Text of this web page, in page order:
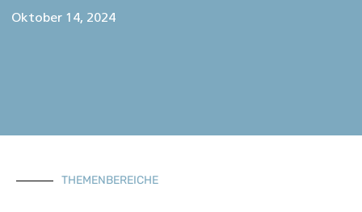
Oktober 14, 2024
THEMENBEREICHE